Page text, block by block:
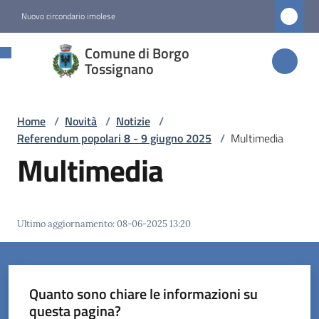
Nuovo circondario imolese
Comune di Borgo
Tossignano
Comune di
Borgo
Servizi
Vivere
Borgo
Home / Novità / Notizie /
Referendum popolari 8 - 9 giugno 2025 / Multimedia
Multimedia
Ultimo aggiornamento:08-06-2025 13:20
Quanto sono chiare le informazioni su
questa pagina?